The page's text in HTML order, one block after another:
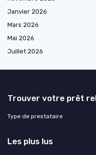
Janvier 2026
Mars 2026
Mai 2026
Juillet 2026
Trouver votre prêt
Type de prestataire
Les plus lus